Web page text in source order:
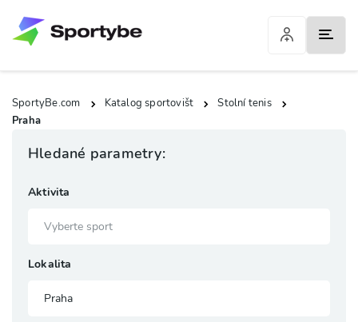
SportyBe.com Katalog sportovišt
Stolní tenis
Praha
Hledané parametry:
Aktivita
Lokalita